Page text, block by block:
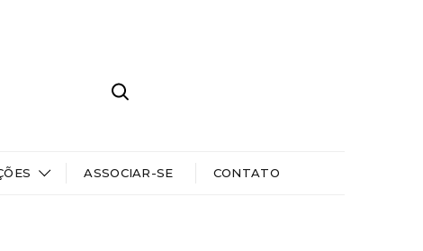
ASSOCIAR-SE CONTATO